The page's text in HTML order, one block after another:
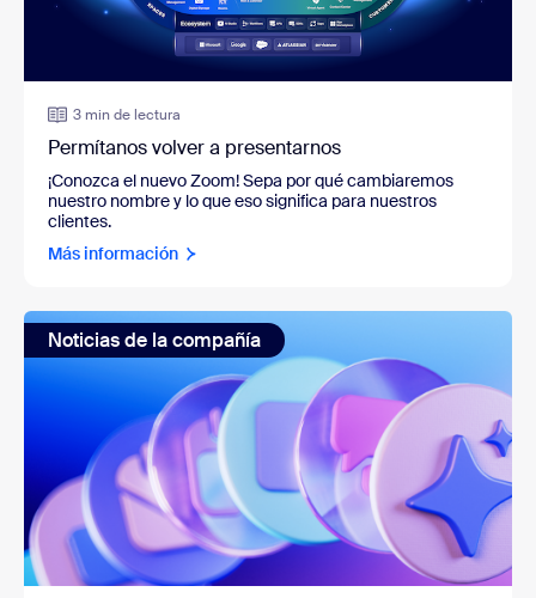
3 min de lectura
Permítanos volver a presentarnos
¡Conozca el nuevo Zoom! Sepa por qué cambiaremos
nuestro nombre y lo que eso significa para nuestros
clientes.
Más información
Noticias de la compañía